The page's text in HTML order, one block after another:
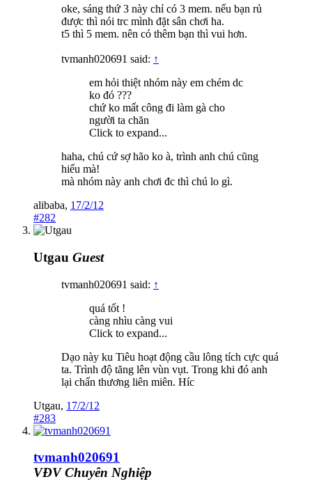
oke, sáng thứ 3 này chỉ có 3 mem. nếu bạn rủ
được thì nói trc mình đặt sân chơi ha.
t5 thì 5 mem. nên có thêm bạn thì vui hơn.
tvmanh020691 said: ↑
em hỏi thiệt nhóm này em chém dc
ko đó ???
chứ ko mất công đi làm gà cho
người ta chăn
Click to expand...
haha, chú cứ sợ hão ko à, trình anh chú cũng
hiểu mà!
mà nhóm này anh chơi đc thì chú lo gì.
alibaba, 17/2/12
#282
Utgau Guest
tvmanh020691 said: ↑
quá tốt !
càng nhìu càng vui
Click to expand...
Dạo này ku Tiêu hoạt động cầu lông tích cực quá
ta. Trình độ tăng lên vùn vụt. Trong khi đó anh
lại chấn thương liên miên. Híc
Utgau, 17/2/12
#283
tvmanh020691
VĐV Chuyên Nghiệp